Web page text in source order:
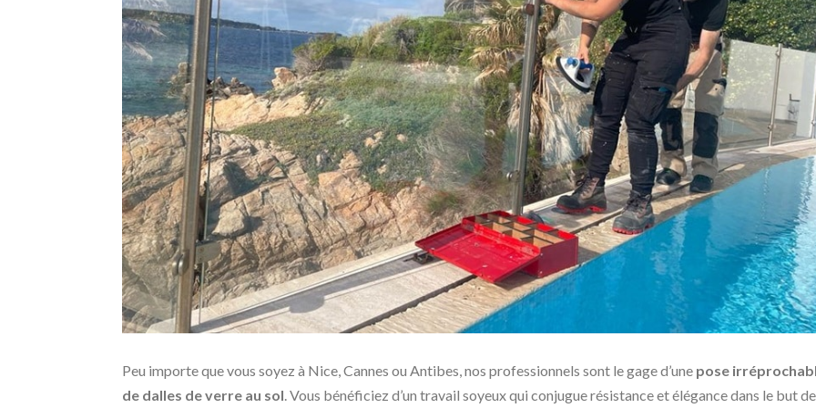
Peu importe que vous soyez à Nice, Cannes ou Antibes, nos professionnels sont le gage d’une pose
de dalles de verre au sol . Vous bénéficiez d’un travail soyeux qui conjugue résistance et élégance dans le but de